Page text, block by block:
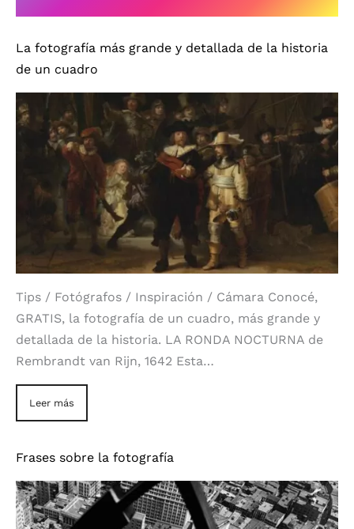
La fotografía más grande y detallada de la historia
de un cuadro
Tips / Fotógrafos / Inspiración / Cámara Conocé,
GRATIS, la fotografía de un cuadro, más grande y
detallada de la historia. LA RONDA NOCTURNA de
Rembrandt van Rijn, 1642 Esta…
Leer más
Frases sobre la fotografía